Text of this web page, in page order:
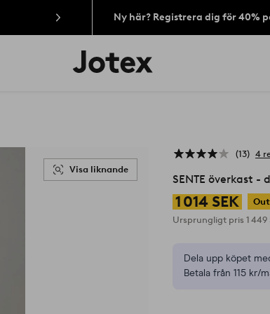
Ny här? Registrera dig för 40%
Jotex
logotyp
Visa liknande
13 4
SENTE överkast -
1 014 SEK
Ursprungligt pris1 449
Dela upp köpet
Betala från 115 kr/